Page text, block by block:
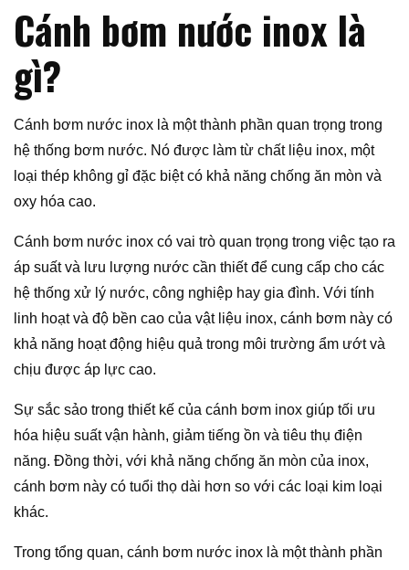
Cánh bơm nước inox là
gì?
Cánh bơm nước inox là một thành phần quan trọng trong
hệ thống bơm nước. Nó được làm từ chất liệu inox, một
loại thép không gỉ đặc biệt có khả năng chống ăn mòn và
oxy hóa cao.
Cánh bơm nước inox có vai trò quan trọng trong việc tạo ra
áp suất và lưu lượng nước cần thiết để cung cấp cho các
hệ thống xử lý nước, công nghiệp hay gia đình. Với tính
linh hoạt và độ bền cao của vật liệu inox, cánh bơm này có
khả năng hoạt động hiệu quả trong môi trường ẩm ướt và
chịu được áp lực cao.
Sự sắc sảo trong thiết kế của cánh bơm inox giúp tối ưu
hóa hiệu suất vận hành, giảm tiếng ồn và tiêu thụ điện
năng. Đồng thời, với khả năng chống ăn mòn của inox,
cánh bơm này có tuổi thọ dài hơn so với các loại kim loại
khác.
Trong tổng quan, cánh bơm nước inox là một thành phần